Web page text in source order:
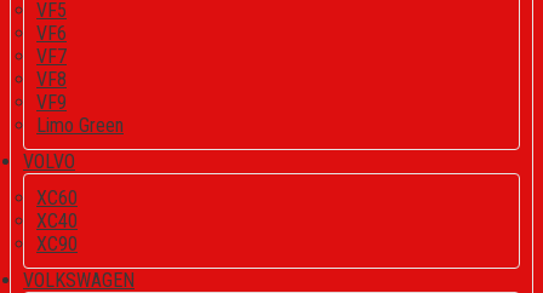
VF5
VF6
VF7
VF8
VF9
Limo Green
VOLVO
XC60
XC40
XC90
VOLKSWAGEN